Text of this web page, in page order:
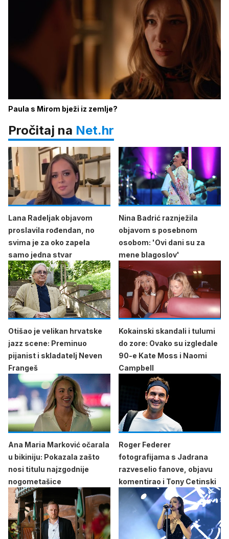
Paula s Mirom bježi iz zemlje?
Pročitaj na Net.hr
Lana Radeljak objavom
proslavila rođendan, no
svima je za oko zapela
samo jedna stvar
Nina Badrić raznježila
objavom s posebnom
osobom: 'Ovi dani su za
mene blagoslov'
Otišao je velikan hrvatske
jazz scene: Preminuo
pijanist i skladatelj Neven
Frangeš
Kokainski skandali i tulumi
do zore: Ovako su izgledale
90-e Kate Moss i Naomi
Campbell
Ana Maria Marković očarala
u bikiniju: Pokazala zašto
nosi titulu najzgodnije
nogometašice
Roger Federer
fotografijama s Jadrana
razveselio fanove, objavu
komentirao i Tony Cetinski